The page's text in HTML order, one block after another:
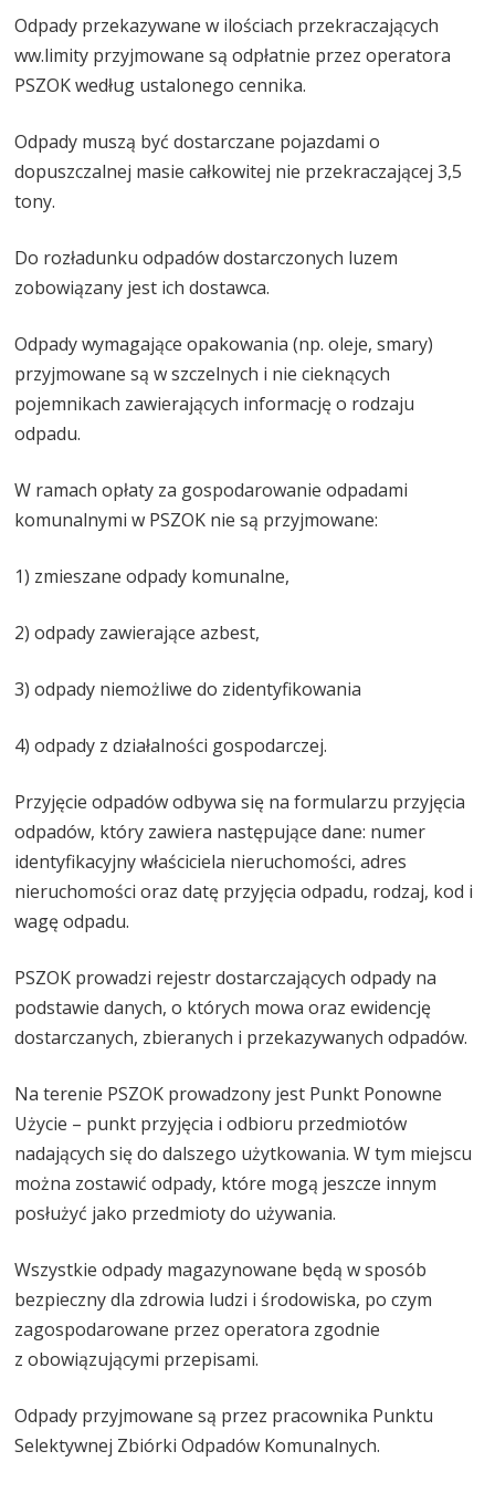
Odpady przekazywane w ilościach przekraczających
ww.limity przyjmowane są odpłatnie przez operatora
PSZOK według ustalonego cennika.
Odpady muszą być dostarczane pojazdami o
dopuszczalnej masie całkowitej nie przekraczającej 3,5
tony.
Do rozładunku odpadów dostarczonych luzem
zobowiązany jest ich dostawca.
Odpady wymagające opakowania (np. oleje, smary)
przyjmowane są w szczelnych i nie cieknących
pojemnikach zawierających informację o rodzaju
odpadu.
W ramach opłaty za gospodarowanie odpadami
komunalnymi w PSZOK nie są przyjmowane:
1) zmieszane odpady komunalne,
2) odpady zawierające azbest,
3) odpady niemożliwe do zidentyfikowania
4) odpady z działalności gospodarczej.
Przyjęcie odpadów odbywa się na formularzu przyjęcia
odpadów, który zawiera następujące dane: numer
identyfikacyjny właściciela nieruchomości, adres
nieruchomości oraz datę przyjęcia odpadu, rodzaj, kod i
wagę odpadu.
PSZOK prowadzi rejestr dostarczających odpady na
podstawie danych, o których mowa oraz ewidencję
dostarczanych, zbieranych i przekazywanych odpadów.
Na terenie PSZOK prowadzony jest Punkt Ponowne
Użycie – punkt przyjęcia i odbioru przedmiotów
nadających się do dalszego użytkowania. W tym miejscu
można zostawić odpady, które mogą jeszcze innym
posłużyć jako przedmioty do używania.
Wszystkie odpady magazynowane będą w sposób
bezpieczny dla zdrowia ludzi i środowiska, po czym
zagospodarowane przez operatora zgodnie
z obowiązującymi przepisami.
Odpady przyjmowane są przez pracownika Punktu
Selektywnej Zbiórki Odpadów Komunalnych.